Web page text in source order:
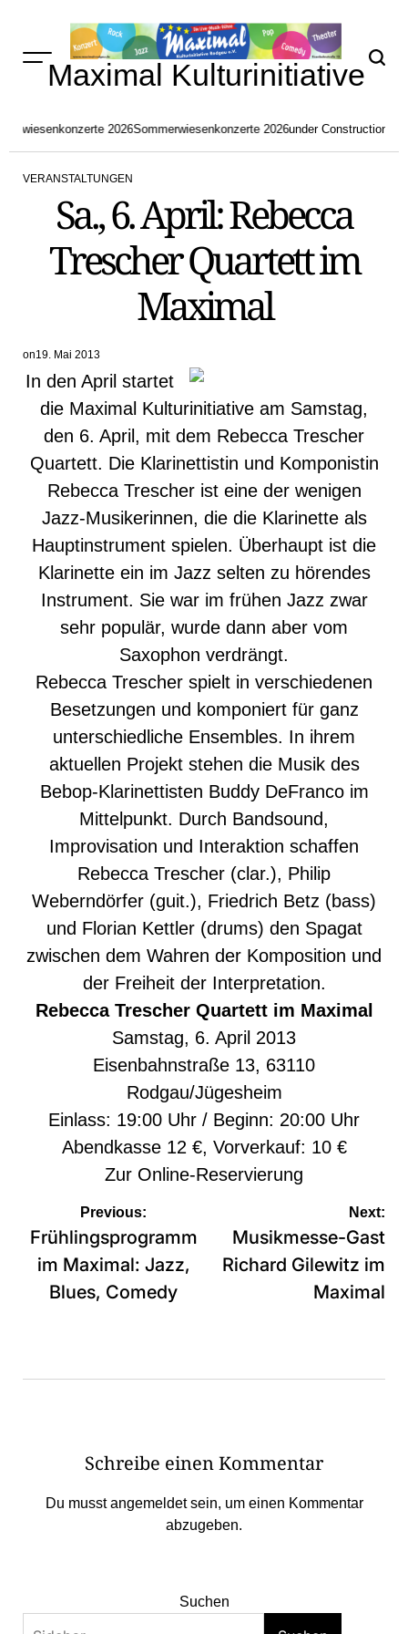
to
content
Maximal Kulturinitiative
2026Sommerwiesenkonzerte 2026under Construction
POSTED
VERANSTALTUNGEN
Sa., 6. April: Rebecca
Trescher Quartett im
Maximal
on19. Mai 2013
In den April startet
die Maximal Kulturinitiative am Samstag,
den 6. April, mit dem Rebecca Trescher
Quartett. Die Klarinettistin und Komponistin
Rebecca Trescher ist eine der wenigen
Jazz-Musikerinnen, die die Klarinette als
Hauptinstrument spielen. Überhaupt ist die
Klarinette ein im Jazz selten zu hörendes
Instrument. Sie war im frühen Jazz zwar
sehr populär, wurde dann aber vom
Saxophon verdrängt.
Rebecca Trescher spielt in verschiedenen
Besetzungen und komponiert für ganz
unterschiedliche Ensembles. In ihrem
aktuellen Projekt stehen die Musik des
Bebop-Klarinettisten Buddy DeFranco im
Mittelpunkt. Durch Bandsound,
Improvisation und Interaktion schaffen
Rebecca Trescher (clar.), Philip
Weberndörfer (guit.), Friedrich Betz (bass)
und Florian Kettler (drums) den Spagat
zwischen dem Wahren der Komposition und
der Freiheit der Interpretation.
Rebecca Trescher Quartett im Maximal
Samstag, 6. April 2013
Eisenbahnstraße 13, 63110
Rodgau/Jügesheim
Einlass: 19:00 Uhr / Beginn: 20:00 Uhr
Abendkasse 12 €, Vorverkauf: 10 €
Zur Online-Reservierung
Beitragsnavigation
Previous:
Frühlingsprogramm
im Maximal: Jazz,
Blues, Comedy
Next:
Musikmesse-Gast
Richard Gilewitz im
Maximal
Schreibe einen Kommentar
Du musstangemeldetsein, um einen Kommentar
abzugeben.
Suchen